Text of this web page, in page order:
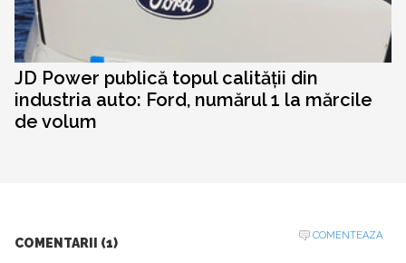
JD Power publică topul calității din
industria auto: Ford, numărul 1 la mărcile
de volum
COMENTARII (1)
COMENTEAZA